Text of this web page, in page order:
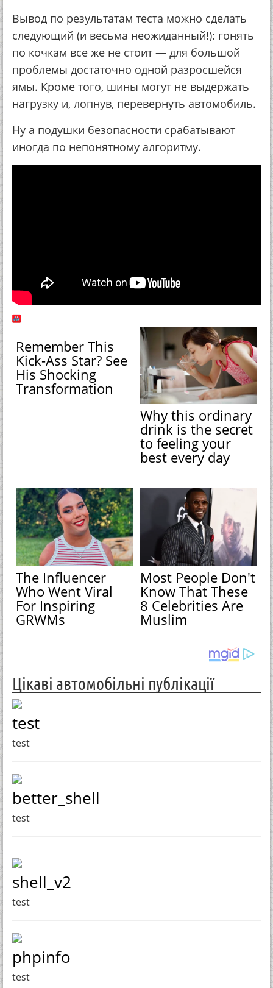
Вывод по результатам теста можно сделать
следующий (и весьма неожиданный!): гонять
по кочкам все же не стоит — для большой
проблемы достаточно одной разросшейся
ямы. Кроме того, шины могут не выдержать
нагрузку и, лопнув, перевернуть автомобиль.
Ну а подушки безопасности срабатывают
иногда по непонятному алгоритму.
Remember This
Kick-Ass Star? See
His Shocking
Transformation
Why this ordinary
drink is the secret
to feeling your
best every day
The Influencer
Who Went Viral
For Inspiring
GRWMs
Most People Don't
Know That These
8 Celebrities Are
Muslim
Цікаві автомобільні публікації
test
test
better_shell
test
shell_v2
test
phpinfo
test